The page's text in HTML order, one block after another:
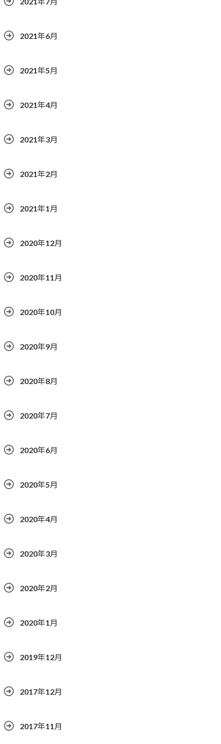
2021年6月
2021年5月
2021年4月
2021年3月
2021年2月
2021年1月
2020年12月
2020年11月
2020年10月
2020年9月
2020年8月
2020年7月
2020年6月
2020年5月
2020年4月
2020年3月
2020年2月
2020年1月
2019年12月
2017年12月
2017年11月